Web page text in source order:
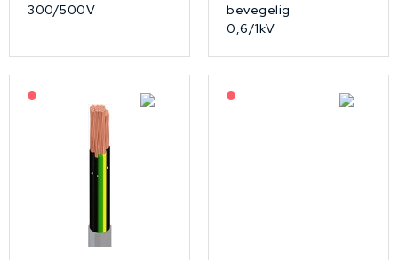
300/500V
bevegelig
0,6/1kV